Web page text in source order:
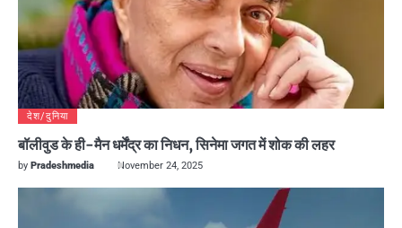
देश/दुनिया
बॉलीवुड के ही-मैन धर्मेंद्र का निधन, सिनेमा जगत में शोक की लहर
by Pradeshmedia November 24, 2025